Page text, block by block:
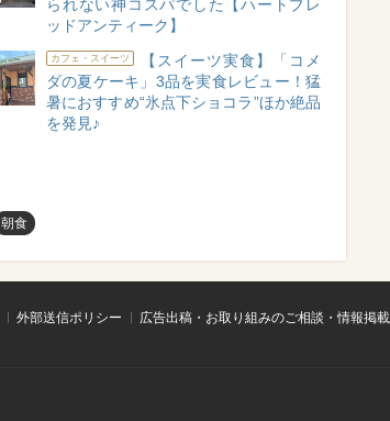
られない神コスパでした【ハートブレ
ッドアンティーク】
カフェ・スイーツ
【スイーツ実食】「コメ
ダの夏ケーキ」3品を実食レビュー！猛
暑におすすめ“氷点下ショコラ”ほか絶品
を発見♪
朝食
外部送信ポリシー
広告出稿・お取り組みのご相談・情報掲